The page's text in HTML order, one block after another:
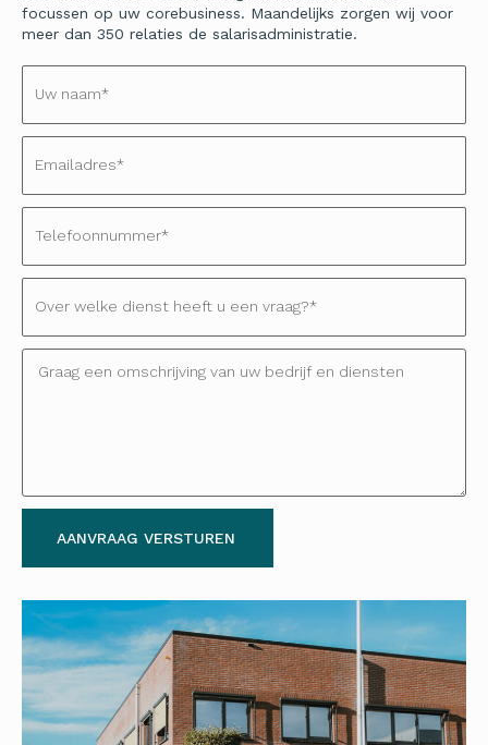
focussen op uw corebusiness. Maandelijks zorgen wij voor
meer dan 350 relaties de salarisadministratie.
AANVRAAG VERSTUREN